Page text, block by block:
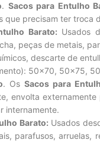
. Sacos para Entulho
que precisam ter troca
Barato: Usados
peças de metais,
descarte de
50×70, 50×75,
. Os Sacos para
envolta
internamente.
Barato: Usados
parafusos, arruelas,